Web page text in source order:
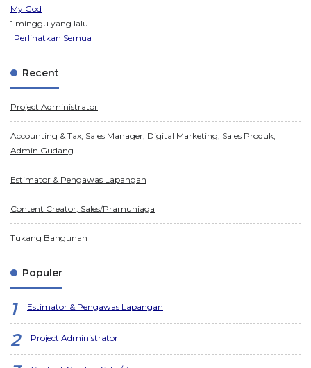
My God
1 minggu yang lalu
Perlihatkan Semua
Recent
Project Administrator
Accounting & Tax, Sales Manager, Digital Marketing, Sales Produk,
Admin Gudang
Estimator & Pengawas Lapangan
Content Creator, Sales/Pramuniaga
Tukang Bangunan
Populer
Estimator & Pengawas Lapangan
Project Administrator